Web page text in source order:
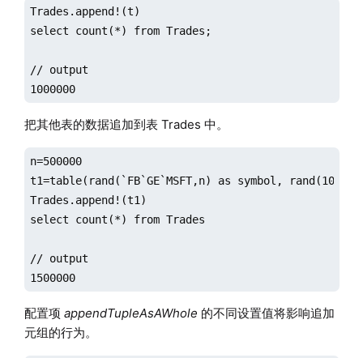
Trades.append!(t)
select count(*) from Trades;
// output
1000000
把其他表的数据追加到表 Trades 中。
n=500000
t1=table(rand(`FB`GE`MSFT,n) as symbol,
Trades.append!(t1)
select count(*) from Trades
// output
1500000
配置项 appendTupleAsAWhole 的不同设置值将影响追加
元组的行为。